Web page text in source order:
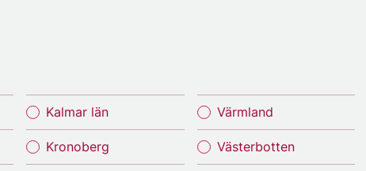
Kalmar län
Kronoberg
Värmland
Västerbotten